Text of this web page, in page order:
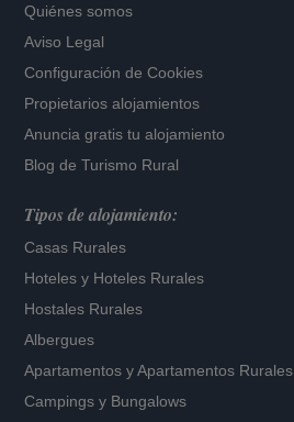
Quiénes somos
Aviso Legal
Configuración de Cookies
Propietarios alojamientos
Anuncia gratis tu alojamiento
Blog de Turismo Rural
Tipos de alojamiento:
Casas Rurales
Hoteles y Hoteles Rurales
Hostales Rurales
Albergues
Apartamentos yApartamentos Rurales
Campings y Bungalows